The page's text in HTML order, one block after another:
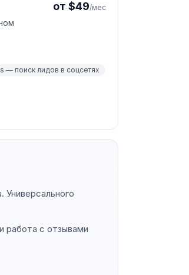
от $49/мес
— поиск лидов в соцсетях
работа с отзывами